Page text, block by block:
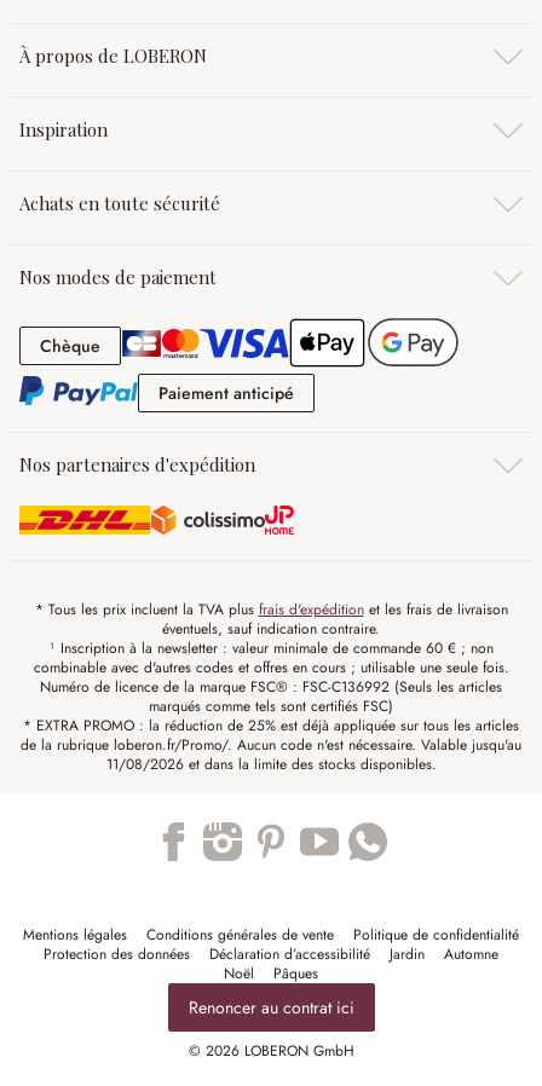
À propos de LOBERON
Inspiration
Achats en toute sécurité
Nos modes de paiement
Chèque Chèque
Paiement anticipé
Nos partenaires d'expédition
* Tous les prix incluent la TVA plus frais d'expéditionet les frais de livraison
éventuels, sauf indication contraire.
¹ Inscription à la newsletter : valeur minimale de commande 60 € ; non
combinable avec d'autres codes et offres en cours ; utilisable une seule fois.
Numéro de licence de la marque FSC® : FSC-C136992 (Seuls les articles
marqués comme tels sont certifiés FSC)
* EXTRA PROMO : la réduction de 25% est déjà appliquée sur tous les articles
de la rubrique loberon.fr/Promo/. Aucun code n'est nécessaire. Valable jusqu'au
11/08/2026 et dans la limite des stocks disponibles.
Mentions légales Conditions générales de vente
Politique de confidentialité
Protection des données
Déclaration d’accessibilité Jardin
Automne
Noël
Pâques
Renoncer au contrat ici
© 2026 LOBERON GmbH